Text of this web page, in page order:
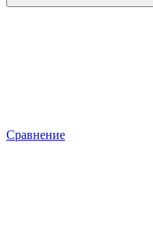
Сравнение